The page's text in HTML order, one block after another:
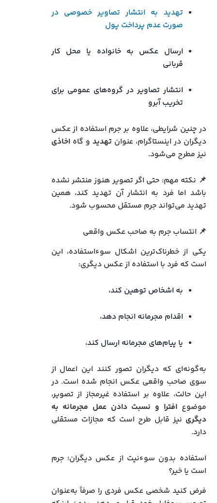
تهدید به انتشار تصاویر خصوصی در
صورت عدم پرداخت پول
ارسال عکس به خانواده یا محل کار
قربانی
انتشار تصاویر در گروه‌های عمومی برای
تخریب آبرو
در چنین شرایطی، علاوه بر جرم استفاده از عکس
دیگران در اینستاگرام، عنوان تهدید و گاهاخاذی
نیز مطرح می‌شود.
📌 نکته مهم: حتی اگر تصویر هنوز منتشر نشده
باشد اما فرد به انتشار آن تهدید کند، همین
تهدید می‌تواند جرم مستقل محسوب شود.
📌 انتساب جرم به صاحب عکس واقعی
یکی از خطرناک‌ترین اشکال سوءاستفاده، این
است که فرد با استفاده از عکس دیگری:
به اشخاص توهین کند،
اقدام مجرمانه انجام دهد،
یا پیام‌های مجرمانه ارسال کند،
به‌گونه‌ای که دیگران تصور کنند این اعمال از
سوی صاحب واقعی عکس انجام شده است. در
این حالت، علاوه بر استفاده غیرمجاز از تصویر،
موضوعافترا و نسبت دادن عمل مجرمانه به
دیگری نیز قابل طرح است که مجازات مستقلی
دارد.
استفاده بدون سوءنیت از عکس دیگران؛ جرم
است یا خیر؟
فرض کنید شخصی عکس فردی را صرفاً به‌عنوان